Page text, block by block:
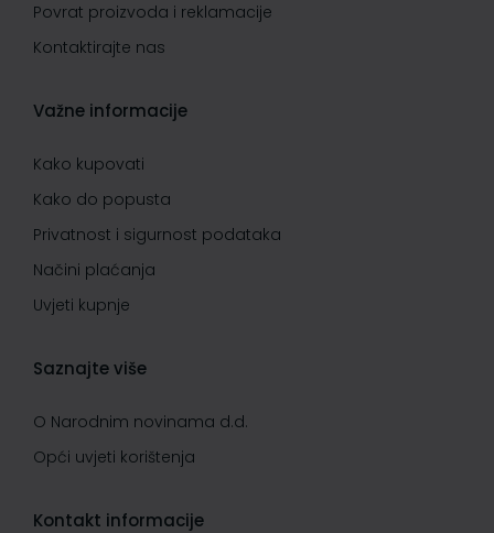
Povrat proizvoda i reklamacije
Kontaktirajte nas
Važne informacije
Kako kupovati
Kako do popusta
Privatnost i sigurnost podataka
Načini plaćanja
Uvjeti kupnje
Saznajte više
O Narodnim novinama d.d.
Opći uvjeti korištenja
Kontakt informacije